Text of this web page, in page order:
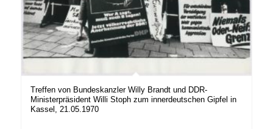
Treffen von Bundeskanzler Willy Brandt und DDR-
Ministerpräsident Willi Stoph zum innerdeutschen Gipfel in
Kassel, 21.05.1970